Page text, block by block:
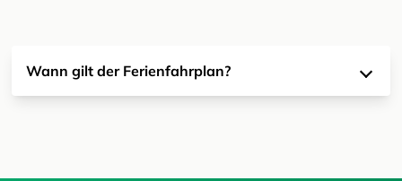
Wann gilt der Ferienfahrplan?